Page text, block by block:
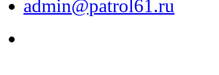
admin@patrol61.ru